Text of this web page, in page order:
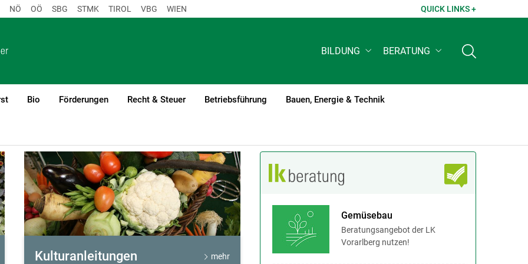
NÖ OÖ SBG STMK TIROL VBG WIEN QUICK LINKS +
BILDUNG BERATUNG
Bio Förderungen Recht & Steuer Betriebsführung Bauen, Energie & Technik
Kulturanleitungen mehr
Gemüsebau
Beratungsangebot der LK
Vorarlberg nutzen!